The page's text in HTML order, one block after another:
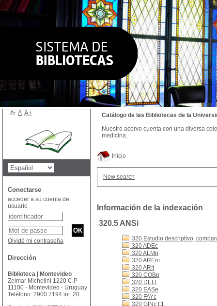
Inicio
New search
Información de la indexación
320.5 ANSi
320 Estudio descriptivo,
320 ADEc
320 ALMp
320 AREm
320 ARIt
320 COBp
320 DELt
320 EASe
320 FAYc
320 GINc t.1
Catálogo de las Bibliotecas de la
Nuestro acervo cuenta con una diversa
medicina.
A- A A+
Conectarse
acceder a su cuenta de
usuario
Olvidé mi contraseña
Dirección
Biblioteca | Montevideo
Zelmar Michelini 1220 C.P
11100 - Montevideo - Uruguay
Teléfono: 2900 7194 int. 20